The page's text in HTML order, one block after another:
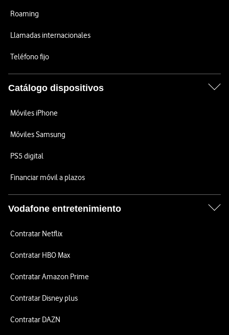
Roaming
Llamadas internacionales
Teléfono fijo
Catálogo dispositivos
Móviles iPhone
Móviles Samsung
PS5 digital
Financiar móvil a plazos
Vodafone entretenimiento
Contratar Netflix
Contratar HBO Max
Contratar Amazon Prime
Contratar Disney plus
Contratar DAZN